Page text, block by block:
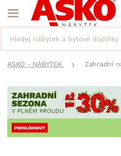
ASKO - NÁBYTEK Zahradní